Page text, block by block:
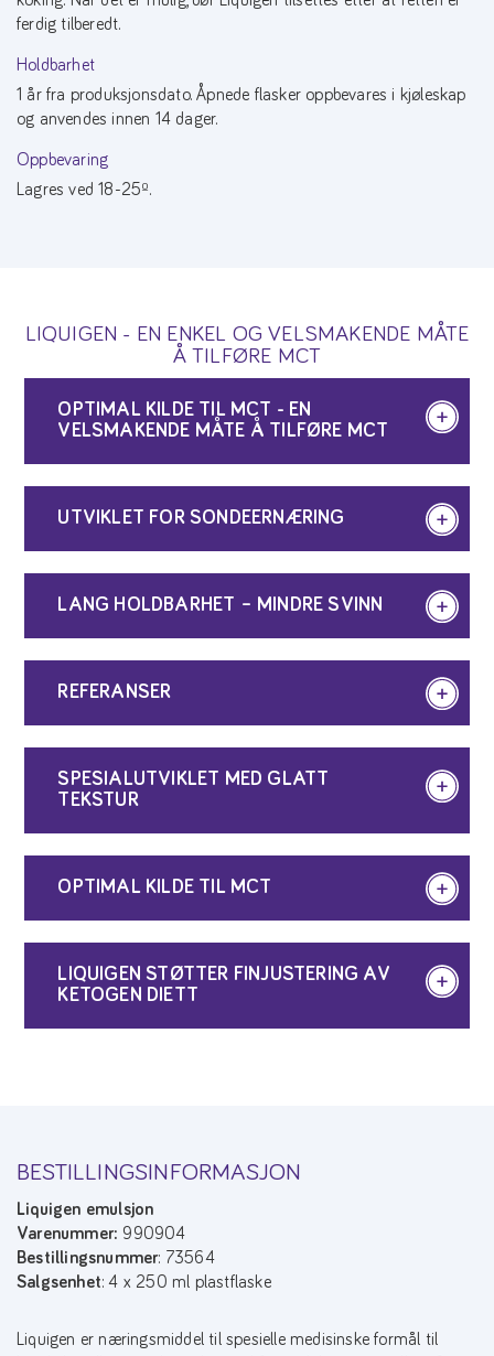
ferdig tilberedt.
Holdbarhet
1 år fra produksjonsdato. Åpnede flasker oppbevares i kjøleskap
og anvendes innen 14 dager.
Oppbevaring
Lagres ved 18-25º.
LIQUIGEN - EN ENKEL OG VELSMAKENDE MÅTE
Å TILFØRE MCT
OPTIMAL KILDE TIL MCT - EN
VELSMAKENDE MÅTE Å TILFØRE MCT
UTVIKLET FOR SONDEERNÆRING
LANG HOLDBARHET – MINDRE SVINN
REFERANSER
SPESIALUTVIKLET MED GLATT
TEKSTUR
OPTIMAL KILDE TIL MCT
LIQUIGEN STØTTER FINJUSTERING AV
KETOGEN DIETT
BESTILLINGSINFORMASJON
Liquigen emulsjon
Varenummer: 990904
Bestillingsnummer: 73564
Salgsenhet: 4 x 250 ml plastflaske
Liquigen er næringsmiddel til spesielle medisinske formål til